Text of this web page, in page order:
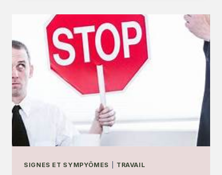
ET
LA
LOI
QUAND
TRANSGRESSION
S’ARRÊTE
JUSTE
AVANT
LE
TRIBUNAL
SIGNES ET SYMPYÔMES TRAVAIL